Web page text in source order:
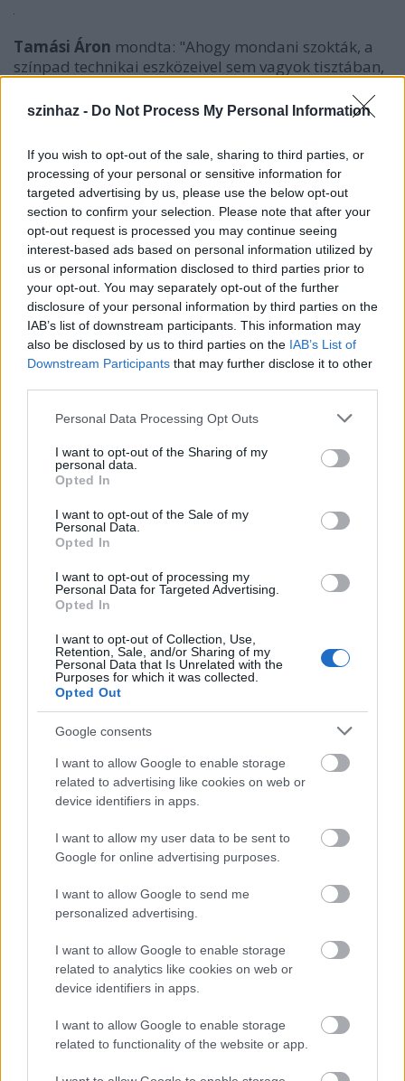
szinhaz - Do Not Process My Personal Information
If you wish to opt-out of the sale, sharing to third parties, or
processing of your personal or sensitive information for
targeted advertising by us, please use the below opt-out
section to confirm your selection. Please note that after your
opt-out request is processed you may continue seeing
interest-based ads based on personal information utilized by
us or personal information disclosed to third parties prior to
your opt-out. You may separately opt-out of the further
disclosure of your personal information by third parties on the
IAB’s list of downstream participants. This information may
also be disclosed by us to third parties on the IAB’s List of
Downstream Participants that may further disclose it to other
Please note that this website/app uses one or more Google
not limited to your visit or usage behaviour. You may click to
grant or deny consent to Google and its third-party tags to
use your data for below specified purposes in below Google
consent section.
Personal Data Processing Opt Outs
I want to opt-out of the Sharing of my
personal data.
Opted In
I want to opt-out of the Sale of my
Personal Data.
Opted In
I want to opt-out of processing my
Personal Data for Targeted Advertising.
Opted In
I want to opt-out of Collection, Use,
Retention, Sale, and/or Sharing of my
Personal Data that Is Unrelated with the
Purposes for which it was collected.
Opted Out
Google consents
I want to allow Google to enable storage
related to advertising like cookies on web or
device identifiers in apps.
I want to allow my user data to be sent to
Google for online advertising purposes.
I want to allow Google to send me
personalized advertising.
I want to allow Google to enable storage
related to analytics like cookies on web or
device identifiers in apps.
I want to allow Google to enable storage
related to functionality of the website or app.
Tamási Áron mondta: "Ahogy mondani szokták, a
színpad technikai eszközeivel sem vagyok tisztában,
befolyásos színházi ember. Egyetlen derengő pont,
hogy szerelmes voltam. De mi köze van a
színdarabnak a szerelemhez? Valószínűleg nem
több, mint nekem a színpadhoz. De ha már megvan
a darab, beszélni szeretnék róla. Elsősorban nem
azért, mert jó, hanem azért, mert szeretem.
Szeretem, mint azokat az embereket, akiket nem én
választottam magamnak, hanem csak adódtak. Erről
a darabról is azt hiszem, hogy csak adódott nekem,
valahogy furcsán. Olyan azonban ő maga is. A címe:
Énekes madár."
Tamási színpadi művei ma is új utakat mutatnak, új
elfogadására. A Tamási Áron nevét viselő intézmény
fennállásának 60. évfordulója alkalmából a
2008/2009-es színházi évadban új szereposztásban
és néhány lényeges koncepcionális módosítással
előadás bemutatójára 2008 szeptember 12-én és
13-án kerül sor a Tamási Áron Színház
A CSODA
játék Tamásival két részben
az Énekes madár című színjáték alapján
Tamási Áron:Nemes Levente
Gondos Eszter, vénleány:
Gondos Regina, vénleány: Gajzágó Zsuzsa
Gondos Magdolna, fiatal leány:Kicsid Gizella
Bakk Lukács, vénlegény, Eszter vőlegénye:
Préda Máté, vénlegény, Regina vőlegénye:
Váta
Loránd
Köményné, Móka anyja:Molnár Gizella
Ismeretlen nő:Pál-Ferenczi Gyöngyi
Debreczi Kálmán, Diószegi Attila,
Kolcsár József, Márton Lóránt,
Mátray László, Nagy Lázár József
Rendező: Bocsárdi László
Dramaturg:
Sebestyén Rita Júlia
Czegő Csongor